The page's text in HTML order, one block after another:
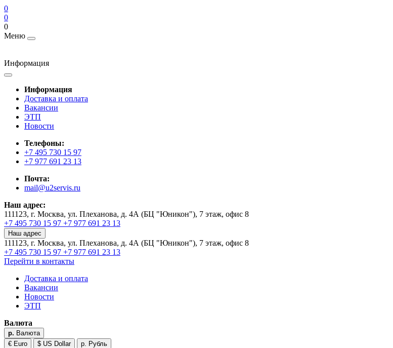
0
0
0
Меню
Информация
Информация
Доставка и оплата
Вакансии
ЭТП
Новости
Телефоны:
+7 495 730 15 97
+7 977 691 23 13
Почта:
mail@u2servis.ru
Наш адрес:
111123, г. Москва, ул. Плеханова, д. 4А (БЦ "Юникон"), 7 этаж, офис 8
+7 495 730 15 97 +7 977 691 23 13
Наш адрес
111123, г. Москва, ул. Плеханова, д. 4А (БЦ "Юникон"), 7 этаж, офис 8
+7 495 730 15 97 +7 977 691 23 13
Перейти в контакты
Доставка и оплата
Вакансии
Новости
ЭТП
Валюта
р. Валюта
€ Euro
$ US Dollar р. Рубль